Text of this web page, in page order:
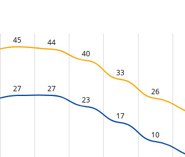
45
44
40
33
26
27
27
23
17
10